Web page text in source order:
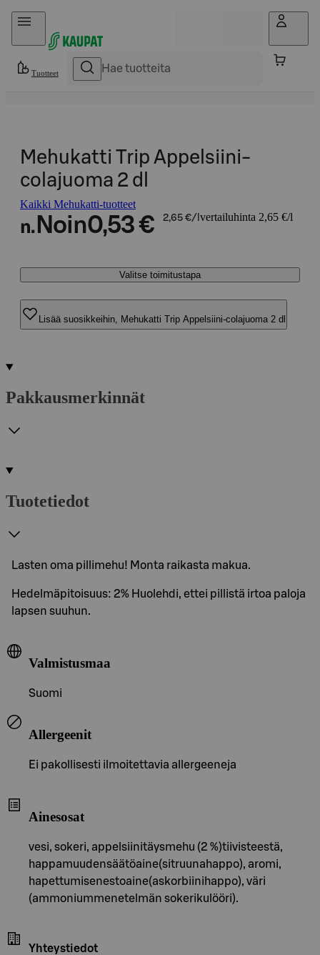
Hyppää sisältöön
Tuotteet
Mehukatti Trip Appelsiini-
colajuoma 2 dl
Kaikki Mehukatti-tuotteet
n. Noin0,53 € 2,65 €/l vertailuhinta 2,65 €/l
Valitse toimitustapa
Lisää suosikkeihin, Mehukatti Trip Appelsiini-colajuoma 2 dl
Pakkausmerkinnät
Tuotetiedot
Lasten oma pillimehu! Monta raikasta makua.
Hedelmäpitoisuus: 2% Huolehdi, ettei pillistä irtoa paloja
lapsen suuhun.
Valmistusmaa
Suomi
Allergeenit
Ei pakollisesti ilmoitettavia allergeeneja
Ainesosat
vesi, sokeri, appelsiinitäysmehu (2 %)tiivisteestä,
happamuudensäätöaine(sitruunahappo), aromi,
hapettumisenestoaine(askorbiinihappo), väri
(ammoniummenetelmän sokerikulööri).
Yhteystiedot